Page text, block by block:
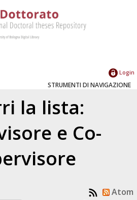
Login
STRUMENTI DI NAVIGAZIONE
la lista:
e Co-
Atom